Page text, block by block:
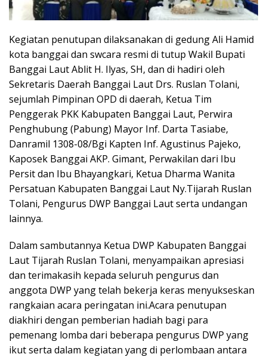
Kegiatan penutupan dilaksanakan di gedung Ali Hamid
kota banggai dan swcara resmi di tutup Wakil Bupati
Banggai Laut Ablit H. Ilyas, SH, dan di hadiri oleh
Sekretaris Daerah Banggai Laut Drs. Ruslan Tolani,
sejumlah Pimpinan OPD di daerah, Ketua Tim
Penggerak PKK Kabupaten Banggai Laut, Perwira
Penghubung (Pabung) Mayor Inf. Darta Tasiabe,
Danramil 1308-08/Bgi Kapten Inf. Agustinus Pajeko,
Kaposek Banggai AKP. Gimant, Perwakilan dari Ibu
Persit dan Ibu Bhayangkari, Ketua Dharma Wanita
Persatuan Kabupaten Banggai Laut Ny.Tijarah Ruslan
Tolani, Pengurus DWP Banggai Laut serta undangan
lainnya.
Dalam sambutannya Ketua DWP Kabupaten Banggai
Laut Tijarah Ruslan Tolani, menyampaikan apresiasi
dan terimakasih kepada seluruh pengurus dan
anggota DWP yang telah bekerja keras menyukseskan
rangkaian acara peringatan ini.Acara penutupan
diakhiri dengan pemberian hadiah bagi para
pemenang lomba dari beberapa pengurus DWP yang
ikut serta dalam kegiatan yang di perlombaan antara